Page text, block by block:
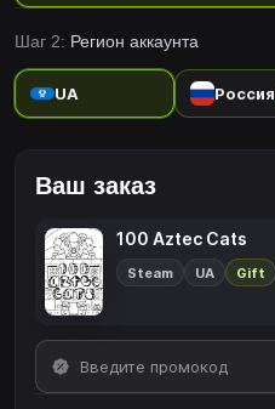
Шаг 2: Регион аккаунта
UA Россия
Ваш заказ
100 Aztec Cats
Steam UA Gift